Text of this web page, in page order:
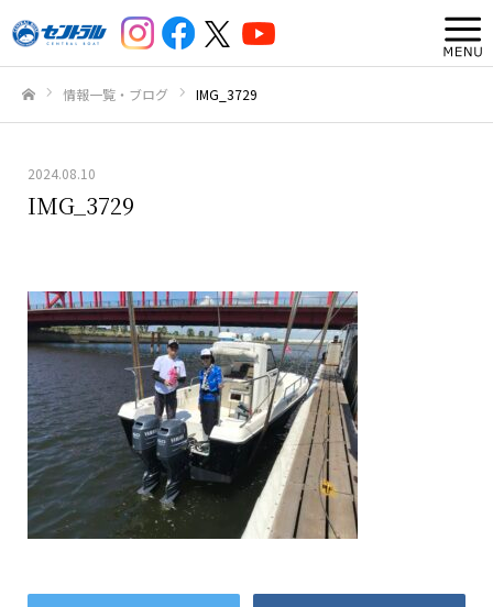
情報一覧・ブログ IMG_3729
2024.08.10
IMG_3729